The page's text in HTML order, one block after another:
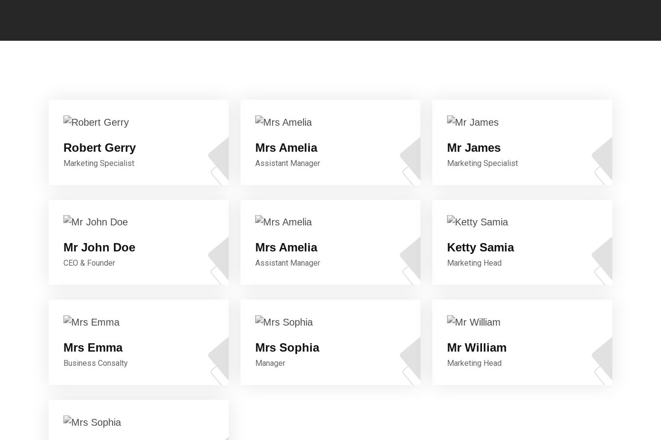
Robert Gerry
Marketing Specialist
Mrs Amelia
Assistant Manager
Mr James
Marketing Specialist
Mr John Doe
CEO & Founder
Mrs Amelia
Assistant Manager
Ketty Samia
Marketing Head
Mrs Emma
Business Consalty
Mrs Sophia
Manager
Mr William
Marketing Head